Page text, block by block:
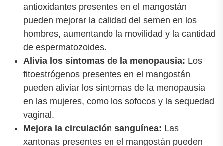
antioxidantes presentes en el mangostán
pueden mejorar la calidad del semen en los
hombres, aumentando la movilidad y la cantidad
de espermatozoides.
Alivia los síntomas de la menopausia: Los
fitoestrógenos presentes en el mangostán
pueden aliviar los síntomas de la menopausia
en las mujeres, como los sofocos y la sequedad
vaginal.
Mejora la circulación sanguínea: Las
xantonas presentes en el mangostán pueden